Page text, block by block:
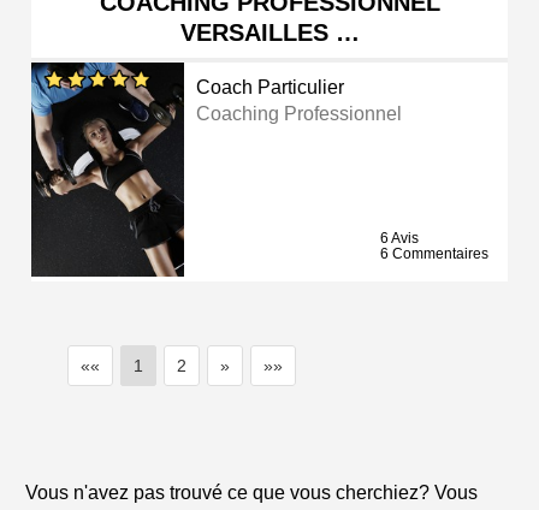
VERSAILLES …
Coach Particulier
Coaching Professionnel
6 Avis
6 Commentaires
«« 1 2 » »»
Vous n'avez pas trouvé ce que vous cherchiez? Vous